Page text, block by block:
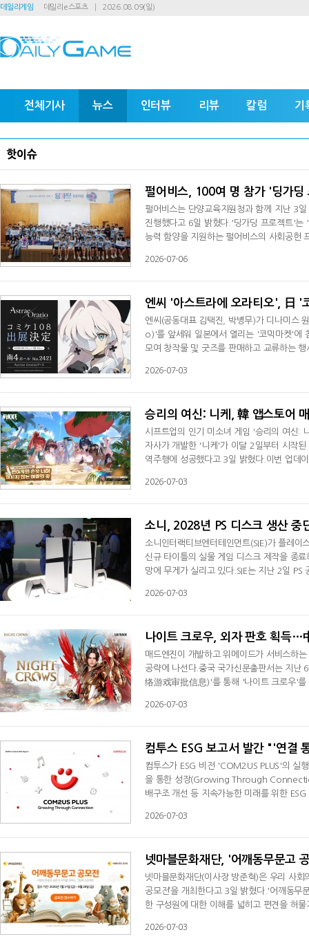
데일리게임 데일리e스포츠 2026.08.09(일)
전체기사 뉴스 인터뷰 리뷰 칼럼 기
핫이슈
펄어비스, 100여 명 참가 '딩가딩
펄어비스는 단양교육지원청과 함께 지난 3
진행했다고 6일 밝혔다.'딩가딩 프로젝트'는
능력 함양을 지원하는 펄어비스의 사회공헌
지금까지 전국 16개 지역에서 약 1700명의
2026-07-06
엔씨 '아스트라에 오라티오', 日 '
엔씨(공동대표 김택진, 박병무)가 디나미스
o)'를 앞세워 일본에서 열리는 '코믹마켓'에
모여 창작물 및 굿즈를 판매하고 교류하는
굿즈를 선보인다. 현장에서 이용자들이 직
2026-07-03
승리의 여신: 니케, 韓 앱스토어
시프트업의 인기 미소녀 게임 '승리의 여신:
자사가 개발한 '니케'가 이달 2일부터 시작
역주행에 성공했다고 3일 밝혔다.이번 업데
‘트레이싱 더 스타즈(TRACING THE
2026-07-03
소니, 2028년 PS 디스크 생산
소니인터랙티브엔터테인먼트(SIE)가 플레
신규 타이틀의 실물 게임 디스크 제작을 종
망에 무게가 실리고 있다.SIE는 지난 2일
각 판매 채널을 통해 디지털 버전으로만 제
2026-07-03
나이트 크로우, 외자 판호 획득…
매드엔진이 개발하고 위메이드가 서비스하
공략에 나선다.중국 국가신문출판서는 지
络游戏审批信息)'를 통해 '나이트 크로우'를
위해서는 국가신문출판서가 발급하는 외자
2026-07-03
컴투스 ESG 보고서 발간 "'연결
컴투스가 ESG 비전 'COM2US PLUS'의 실
을 통한 성장(Growing Through
배구조 개선 등 지속가능한 미래를 위한
이 특징이다. 컴투스는 'PLUS(Progress(발
2026-07-03
넷마블문화재단, '어깨동무문고
넷마블문화재단(이사장 방준혁)은 우리 사회
공모전’을 개최한다고 3일 밝혔다.'어깨동무
한 구성원에 대한 이해를 넓히고 편견을 허
월28일까지 누구나 참여할 수 있으며, 결과
2026-07-03